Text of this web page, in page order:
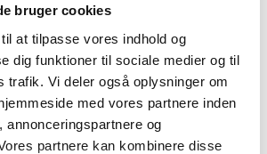
bruger cookies
at tilpasse vores indhold og
dig funktioner til sociale medier og til
trafik. Vi deler også oplysninger om
med vores partnere inden
annonceringspartnere og
partnere kan kombinere disse
en begivenhedsserie så
på den lille skraldespand ude
”Slet”.